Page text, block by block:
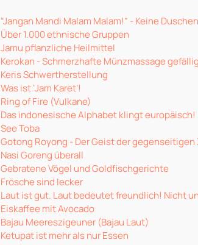
“Jangan Mandi Malam Malam!” - Keine
Über 1.000 ethnische Gruppen
Jamu pflanzliche Heilmittel
Kerokan - Schmerzhafte Münzmassage
Keris Schwertherstellung
Was ist ‘Jam Karet’!
Ring of Fire (Vulkane)
Das indonesische Alphabet klingt europäisch!
See Toba
Gotong Royong - Der Geist der
Nasi Goreng überall
Gebratene Vögel und Goldfischgerichte
Frösche sind lecker
Laut ist gut. Laut bedeutet freundlich! Nicht
Eiskaffee mit Avocado
Bajau Meereszigeuner (Bajau Laut)
Ketupat ist mehr als nur Essen